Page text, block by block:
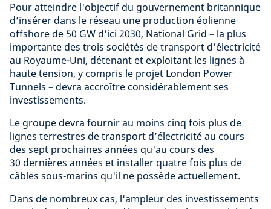
Pour atteindre l'objectif du gouvernement britannique
d’insérer dans le réseau une production éolienne
offshore de 50 GW d'ici 2030, National Grid – la plus
importante des trois sociétés de transport d’électricité
au Royaume-Uni, détenant et exploitant les lignes à
haute tension, y compris le projet London Power
Tunnels – devra accroître considérablement ses
investissements.
Le groupe devra fournir au moins cinq fois plus de
lignes terrestres de transport d’électricité au cours
des sept prochaines années qu'au cours des
30 dernières années et installer quatre fois plus de
câbles sous-marins qu'il ne possède actuellement.
Dans de nombreux cas, l'ampleur des investissements